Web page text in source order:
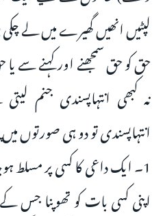
لپٹیں انھیں گھیرے میں لے چکی
حق کو حق سمجھنے اور کہنے
نہ کبھی انتہاپسندی جنم
انتہاپسندی تو دو ہی صورتوں
1۔ ایک داعی کا کسی پر مسلط
اپنی کسی بات کو تھوپنا جس